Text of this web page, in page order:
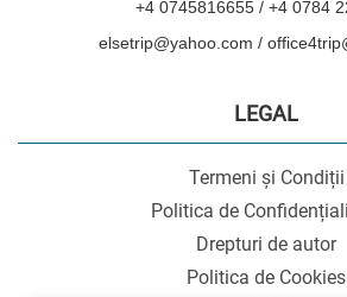
+4 0745816655 / +4 0784
elsetrip@yahoo.com /
LEGAL
Termeni și Condiții
Politica de
Drepturi de autor
Politica de Cookies